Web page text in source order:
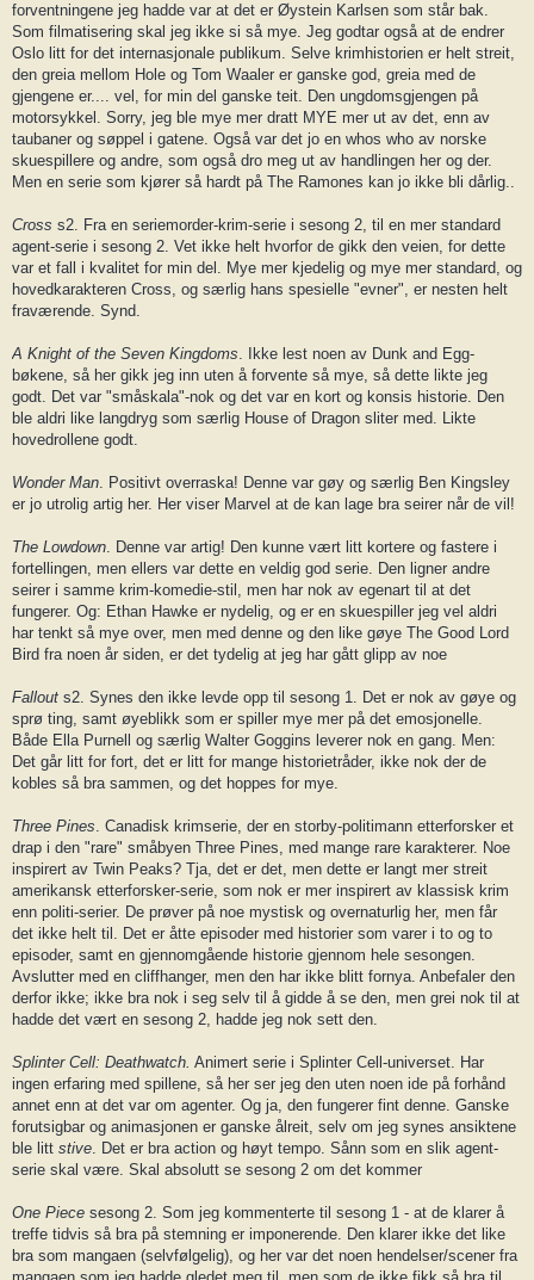
forventningene jeg hadde var at det er Øystein Karlsen som står bak.
Som filmatisering skal jeg ikke si så mye. Jeg godtar også at de endrer
Oslo litt for det internasjonale publikum. Selve krimhistorien er helt streit,
den greia mellom Hole og Tom Waaler er ganske god, greia med de
gjengene er.... vel, for min del ganske teit. Den ungdomsgjengen på
motorsykkel. Sorry, jeg ble mye mer dratt MYE mer ut av det, enn av
taubaner og søppel i gatene. Også var det jo en whos who av norske
skuespillere og andre, som også dro meg ut av handlingen her og der.
Men en serie som kjører så hardt på The Ramones kan jo ikke bli dårlig..
Cross s2. Fra en seriemorder-krim-serie i sesong 2, til en mer standard
agent-serie i sesong 2. Vet ikke helt hvorfor de gikk den veien, for dette
var et fall i kvalitet for min del. Mye mer kjedelig og mye mer standard, og
hovedkarakteren Cross, og særlig hans spesielle "evner", er nesten helt
fraværende. Synd.
A Knight of the Seven Kingdoms. Ikke lest noen av Dunk and Egg-
bøkene, så her gikk jeg inn uten å forvente så mye, så dette likte jeg
godt. Det var "småskala"-nok og det var en kort og konsis historie. Den
ble aldri like langdryg som særlig House of Dragon sliter med. Likte
hovedrollene godt.
Wonder Man. Positivt overraska! Denne var gøy og særlig Ben Kingsley
er jo utrolig artig her. Her viser Marvel at de kan lage bra seirer når de vil!
The Lowdown. Denne var artig! Den kunne vært litt kortere og fastere i
fortellingen, men ellers var dette en veldig god serie. Den ligner andre
seirer i samme krim-komedie-stil, men har nok av egenart til at det
fungerer. Og: Ethan Hawke er nydelig, og er en skuespiller jeg vel aldri
har tenkt så mye over, men med denne og den like gøye The Good Lord
Bird fra noen år siden, er det tydelig at jeg har gått glipp av noe
Fallout s2. Synes den ikke levde opp til sesong 1. Det er nok av gøye og
sprø ting, samt øyeblikk som er spiller mye mer på det emosjonelle.
Både Ella Purnell og særlig Walter Goggins leverer nok en gang. Men:
Det går litt for fort, det er litt for mange historietråder, ikke nok der de
kobles så bra sammen, og det hoppes for mye.
Three Pines. Canadisk krimserie, der en storby-politimann etterforsker et
drap i den "rare" småbyen Three Pines, med mange rare karakterer. Noe
inspirert av Twin Peaks? Tja, det er det, men dette er langt mer streit
amerikansk etterforsker-serie, som nok er mer inspirert av klassisk krim
enn politi-serier. De prøver på noe mystisk og overnaturlig her, men får
det ikke helt til. Det er åtte episoder med historier som varer i to og to
episoder, samt en gjennomgående historie gjennom hele sesongen.
Avslutter med en cliffhanger, men den har ikke blitt fornya. Anbefaler den
derfor ikke; ikke bra nok i seg selv til å gidde å se den, men grei nok til at
hadde det vært en sesong 2, hadde jeg nok sett den.
Splinter Cell: Deathwatch. Animert serie i Splinter Cell-universet. Har
ingen erfaring med spillene, så her ser jeg den uten noen ide på forhånd
annet enn at det var om agenter. Og ja, den fungerer fint denne. Ganske
forutsigbar og animasjonen er ganske ålreit, selv om jeg synes ansiktene
ble litt stive. Det er bra action og høyt tempo. Sånn som en slik agent-
serie skal være. Skal absolutt se sesong 2 om det kommer
One Piece sesong 2. Som jeg kommenterte til sesong 1 - at de klarer å
treffe tidvis så bra på stemning er imponerende. Den klarer ikke det like
bra som mangaen (selvfølgelig), og her var det noen hendelser/scener fra